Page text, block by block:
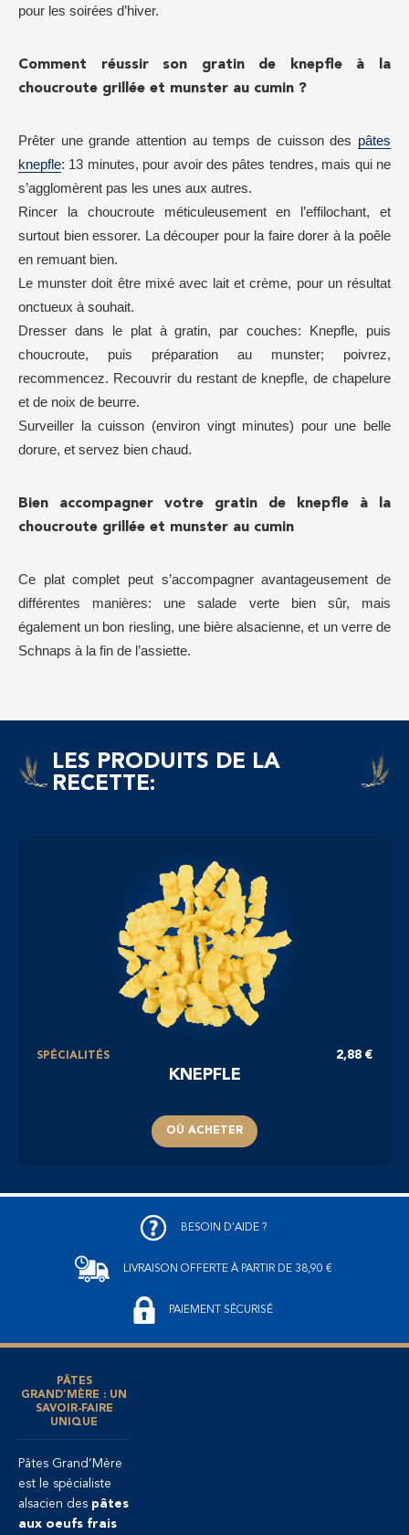
pour les soirées d’hiver.
Comment réussir son gratin de knepfle à la
choucroute grillée et munster au cumin ?
Prêter une grande attention au temps de cuisson des pâtes
knepfle: 13 minutes, pour avoir des pâtes tendres, mais qui ne
s’agglomèrent pas les unes aux autres.
Rincer la choucroute méticuleusement en l’effilochant, et
surtout bien essorer. La découper pour la faire dorer à la poêle
en remuant bien.
Le munster doit être mixé avec lait et crème, pour un résultat
onctueux à souhait.
Dresser dans le plat à gratin, par couches: Knepfle, puis
choucroute, puis préparation au munster; poivrez,
recommencez. Recouvrir du restant de knepfle, de chapelure
et de noix de beurre.
Surveiller la cuisson (environ vingt minutes) pour une belle
dorure, et servez bien chaud.
Bien accompagner votre gratin de knepfle à la
choucroute grillée et munster au cumin
Ce plat complet peut s’accompagner avantageusement de
différentes manières: une salade verte bien sûr, mais
également un bon riesling, une bière alsacienne, et un verre de
Schnaps à la fin de l’assiette.
LES PRODUITS DE LA
RECETTE:
SPÉCIALITÉS 2,88 €
KNEPFLE
OÙ ACHETER
BESOIN D'AIDE ?
LIVRAISON OFFERTE À PARTIR DE 38,90 €
PAIEMENT SÉCURISÉ
PÂTES
GRAND’MÈRE : UN
SAVOIR-FAIRE
UNIQUE
Pâtes Grand’Mère
est le spécialiste
alsacien des pâtes
aux oeufs frais